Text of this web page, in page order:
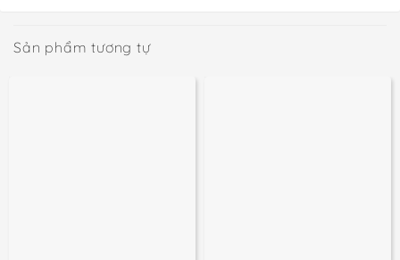
Sản phẩm tương tự